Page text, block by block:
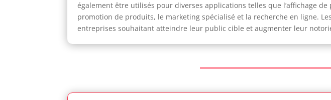
également être utilisés pour diverses applications telles que l’affichage
promotion de produits, le marketing spécialisé et la recherche en ligne.
entreprises souhaitant atteindre leur public cible et augmenter leur